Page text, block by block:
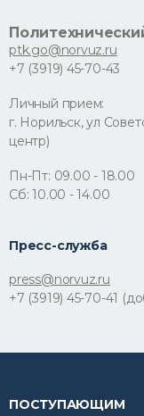
ptk.go@norvuz.ru
+7 (3919) 45-70-43
Личный прием:
г. Норильск, ул
центр)
Пн-Пт: 09.00 - 18.00
Сб: 10.00 - 14.00
Пресс-служба
press@norvuz.ru
+7 (3919) 45-70-41
ПОСТУПАЮЩИМ